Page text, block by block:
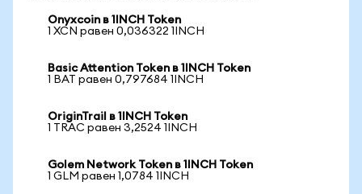
Onyxcoin в 1INCH Token
1 XCN равен 0,036322 1INCH
Basic Attention Token в 1INCH Token
1 BAT равен 0,797684 1INCH
OriginTrail в 1INCH Token
1 TRAC равен 3,2524 1INCH
Golem Network Token в 1INCH Token
1 GLM равен 1,0784 1INCH